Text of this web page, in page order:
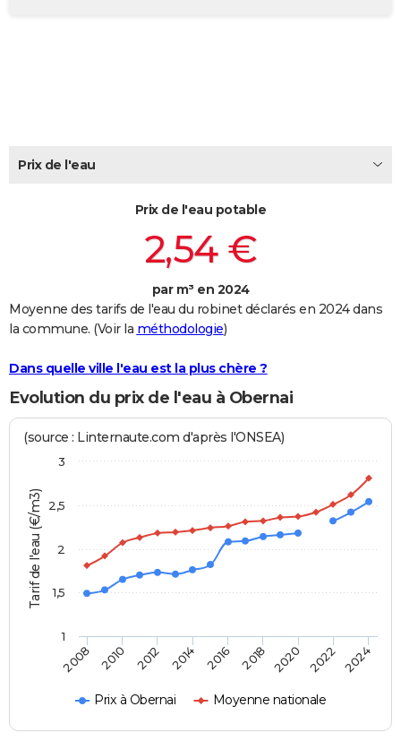
Carte de Noël
Carte Bonne année
Carte Saint-Valentin
Carte Pâques
Carte d'anniversaire
DICTIONNAIRE
FORUM
Prix de l'eau
Prix de l'eau potable
2,54 €
par m³ en 2024
Moyenne des tarifs de l'eau du robinet déclarés en 2024 dans
la commune. (Voir la méthodologie)
Dans quelle ville l'eau est la plus chère ?
Evolution du prix de l'eau à Obernai
Tarif de l'eau (€/m3)
(source : Linternaute.com d'après l'ONSEA)
Prix à Obernai Moyenne nationale
2008 2010 2012 2014 2016 2018 2020 2022 2024
1
1,5
2
2,5
3